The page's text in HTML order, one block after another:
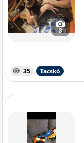
3
35 Tacskó